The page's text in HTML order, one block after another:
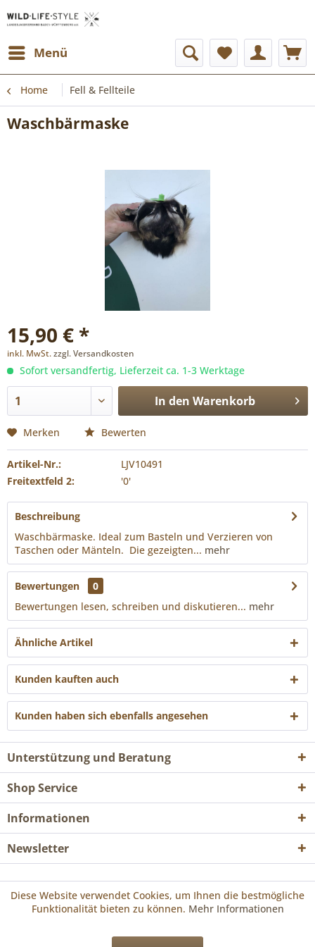
Menü
Home Fell & Fellteile
Waschbärmaske
15,90 € *
inkl. MwSt.zzgl. Versandkosten
Sofort versandfertig, Lieferzeit ca. 1-3 Werktage
In den Warenkorb
Merken Bewerten
Artikel-Nr.:
LJV10491
Freitextfeld 2:
'0'
Beschreibung
Waschbärmaske. Ideal zum Basteln und Verzieren von
Taschen oder Mänteln. Die gezeigten... mehr
Bewertungen
0
Bewertungen lesen, schreiben und diskutieren... mehr
Ähnliche Artikel
Kunden kauften auch
Kunden haben sich ebenfalls angesehen
Unterstützung und Beratung
Shop Service
Informationen
Newsletter
Nachnahmegebühren, wenn nicht anders beschrieben
Diese Website verwendet Cookies, um Ihnen die bestmögliche
Funktionalität bieten zu können. Mehr Informationen